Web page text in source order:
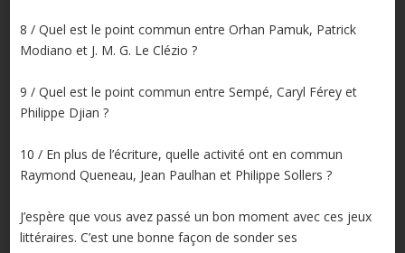
8 / Quel est le point commun entre Orhan Pamuk, Patrick
Modiano et J. M. G. Le Clézio ?
9 / Quel est le point commun entre Sempé, Caryl Férey et
Philippe Djian ?
10 / En plus de l’écriture, quelle activité ont en commun
Raymond Queneau, Jean Paulhan et Philippe Sollers ?
J’espère que vous avez passé un bon moment avec ces jeux
littéraires. C’est une bonne façon de sonder ses